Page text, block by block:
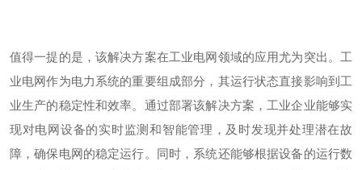
值得一提的是，该解决方案在工业电网领域的应用尤为突出。工
业电网作为电力系统的重要组成部分，其运行状态直接影响到工
业生产的稳定性和效率。通过部署该解决方案，工业企业能够实
现对电网设备的实时监测和智能管理，及时发现并处理潜在故
障，确保电网的稳定运行。同时，系统还能够根据设备的运行数